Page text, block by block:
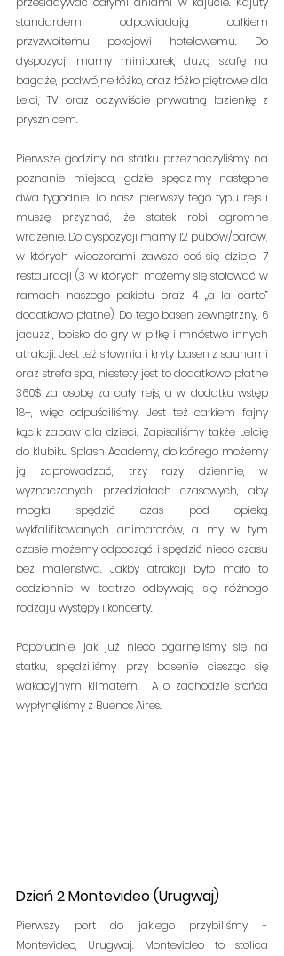
standardem odpowiadają całkiem
przyzwoitemu pokojowi hotelowemu. Do
dyspozycji mamy minibarek, dużą szafę na
bagaże, podwójne łóżko, oraz łóżko piętrowe dla
Lelci, TV oraz oczywiście prywatną łazienkę z
prysznicem.
Pierwsze godziny na statku przeznaczyliśmy na
poznanie miejsca, gdzie spędzimy następne
dwa tygodnie. To nasz pierwszy tego typu rejs i
muszę przyznać, że statek robi ogromne
wrażenie. Do dyspozycji mamy 12 pubów/barów,
w których wieczorami zawsze coś się dzieje, 7
restauracji (3 w których możemy się stołować w
ramach naszego pakietu oraz 4 „a la carte”
dodatkowo płatne). Do tego basen zewnętrzny, 6
jacuzzi, boisko do gry w piłkę i mnóstwo innych
atrakcji. Jest też siłownia i kryty basen z saunami
oraz strefa spa, niestety jest to dodatkowo płatne
360$ za osobę za cały rejs, a w dodatku wstęp
18+, więc odpuściliśmy. Jest też całkiem fajny
kącik zabaw dla dzieci. Zapisaliśmy także Lelcię
do klubiku Splash Academy, do którego możemy
ją zaprowadzać, trzy razy dziennie, w
wyznaczonych przedziałach czasowych, aby
mogła spędzić czas pod opieką
wykfalifikowanych animatorów, a my w tym
czasie możemy odpocząć i spędzić nieco czasu
bez maleństwa. Jakby atrakcji było mało to
codziennie w teatrze odbywają się różnego
rodzaju występy i koncerty.
Popołudnie, jak już nieco ogarnęliśmy się na
statku, spędziliśmy przy basenie ciesząc się
wakacyjnym klimatem.  A o zachodzie słońca
wypłynęliśmy z Buenos Aires.
Dzień 2 Montevideo (Urugwaj)
Pierwszy port do jakiego przybiliśmy -
Montevideo, Urugwaj. Montevideo to stolica